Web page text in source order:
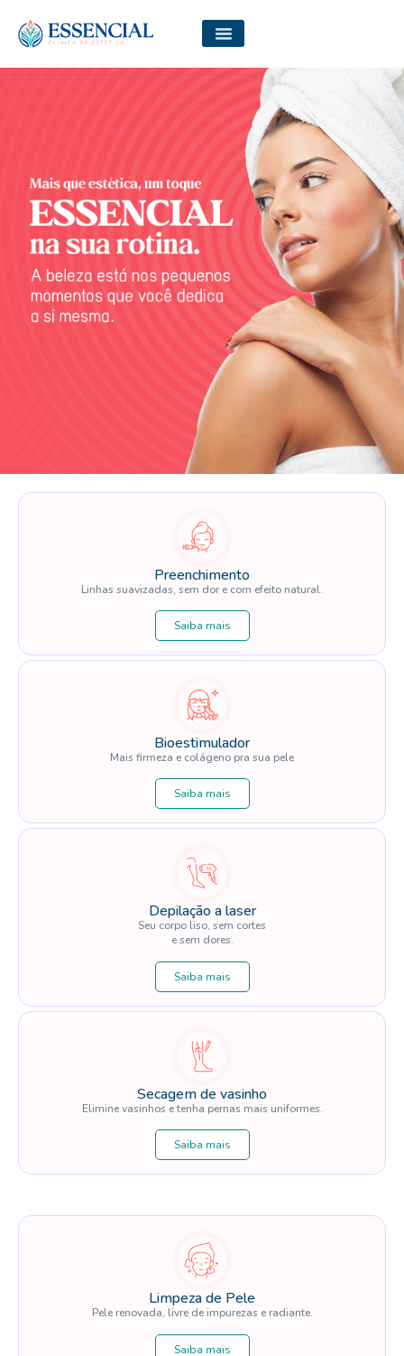
Preenchimento
Linhas suavizadas, sem dor e com efeito natural.
Saiba mais
Bioestimulador
Mais firmeza e colágeno pra sua pele
Saiba mais
Depilação a laser
Seu corpo liso, sem cortes
e sem dores.
Saiba mais
Secagem de vasinho
Elimine vasinhos e tenha pernas mais uniformes.
Saiba mais
Limpeza de Pele
Pele renovada, livre de impurezas e radiante.
Saiba mais